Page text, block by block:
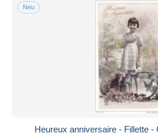
Neu
Heureux anniversaire - Fillette -